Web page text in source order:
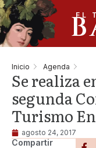
EL
Inicio Agenda
Se realiza
segunda
Turismo
agosto 24, 2017
Compartir